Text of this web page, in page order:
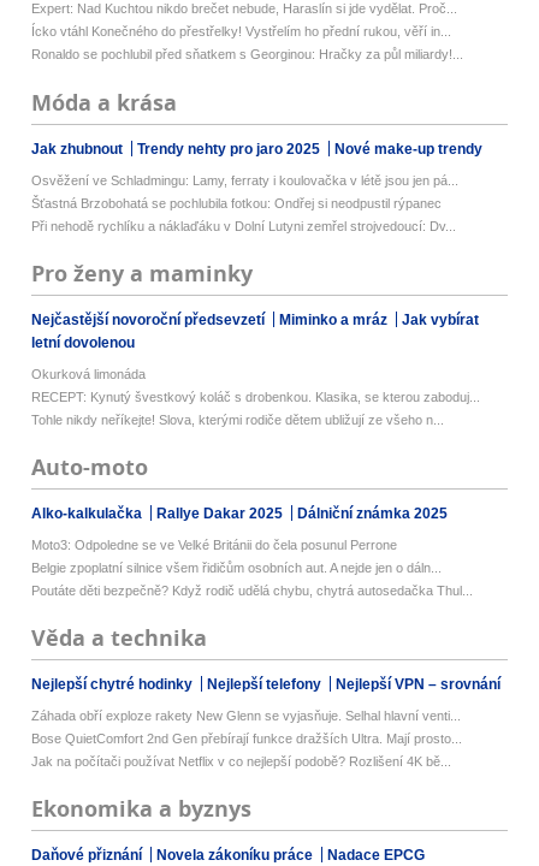
Expert: Nad Kuchtou nikdo brečet nebude, Haraslín si jde vydělat. Proč...
Ícko vtáhl Konečného do přestřelky! Vystřelím ho přední rukou, věří in...
Ronaldo se pochlubil před sňatkem s Georginou: Hračky za půl miliardy!...
Móda a krása
Jak zhubnout Trendy nehty pro jaro 2025 Nové make-up trendy
Osvěžení ve Schladmingu: Lamy, ferraty i koulovačka v létě jsou jen pá...
Šťastná Brzobohatá se pochlubila fotkou: Ondřej si neodpustil rýpanec
Při nehodě rychlíku a náklaďáku v Dolní Lutyni zemřel strojvedoucí: Dv...
Pro ženy a maminky
Nejčastější novoroční předsevzetí Miminko a mráz
Jak vybírat
letní dovolenou
Okurková limonáda
RECEPT: Kynutý švestkový koláč s drobenkou. Klasika, se kterou zaboduj...
Tohle nikdy neříkejte! Slova, kterými rodiče dětem ubližují ze všeho n...
Auto-moto
Alko-kalkulačka Rallye Dakar 2025 Dálniční známka 2025
Moto3: Odpoledne se ve Velké Británii do čela posunul Perrone
Belgie zpoplatní silnice všem řidičům osobních aut. A nejde jen o dáln...
Poutáte děti bezpečně? Když rodič udělá chybu, chytrá autosedačka Thul...
Věda a technika
Nejlepší chytré hodinky Nejlepší telefony Nejlepší VPN – srovnání
Záhada obří exploze rakety New Glenn se vyjasňuje. Selhal hlavní venti...
Bose QuietComfort 2nd Gen přebírají funkce dražších Ultra. Mají prosto...
Jak na počítači používat Netflix v co nejlepší podobě? Rozlišení 4K bě...
Ekonomika a byznys
Daňové přiznání Novela zákoníku práce Nadace EPCG